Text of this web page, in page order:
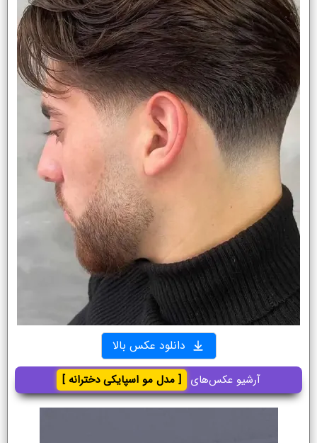
دانلود عکس بالا
آرشیو عکس‌های [ مدل مو اسپایکی دخترانه ]